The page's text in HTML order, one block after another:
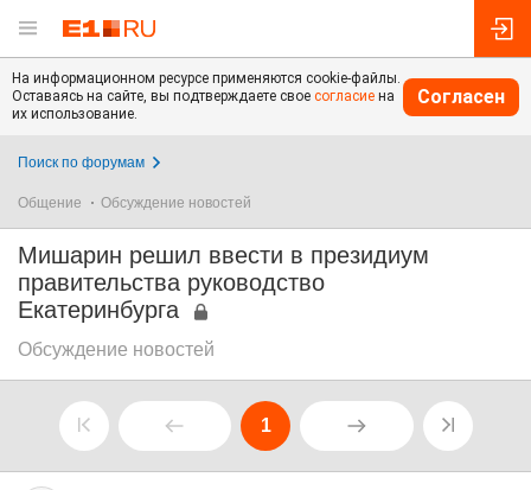
На информационном ресурсе применяются cookie-файлы.
Оставаясь на сайте, вы подтверждаете свое согласие на
их использование.
Согласен
Поиск по форумам
Общение Обсуждение новостей
Мишарин решил ввести в президиум
правительства руководство
Екатеринбурга
Обсуждение новостей
1